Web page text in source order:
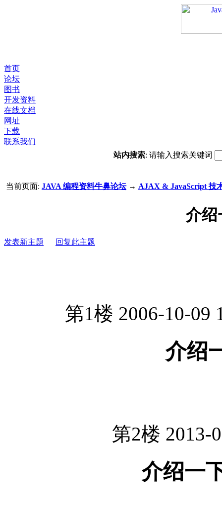
首页
论坛
图书
开发资料
在线文档
网址
下载
联系我们
站内搜索: 请输入搜索关键词
当前页面: JAVA 编程资料牛鼻论坛→ AJAX & JavaScript 技
介绍
发表新主题 回复此主题
第1楼 2006-10-09
介绍
第2楼 2013-
介绍一